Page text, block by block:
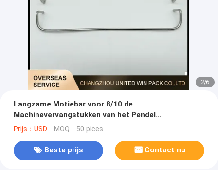
2/6
Langzame Motiebar voor 8/10 de
Machinevervangstukken van het Pendel
Cirkelweefgetouw
Prijs：USD MOQ：50 pices
Beste prijs Contact nu